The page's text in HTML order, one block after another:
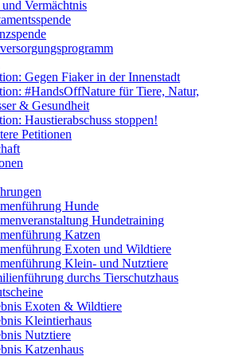
und Vermächtnis
Gegen Fiaker in der Innenstadt
#HandsOffNature für Tiere, Natur,
& Gesundheit
Haustierabschuss stoppen!
Petitionen
Hunde
Hundetraining
Katzen
Exoten und Wildtiere
Klein- und Nutztiere
durchs Tierschutzhaus
Exoten & Wildtiere
Kleintierhaus
Nutztiere
Katzenhaus